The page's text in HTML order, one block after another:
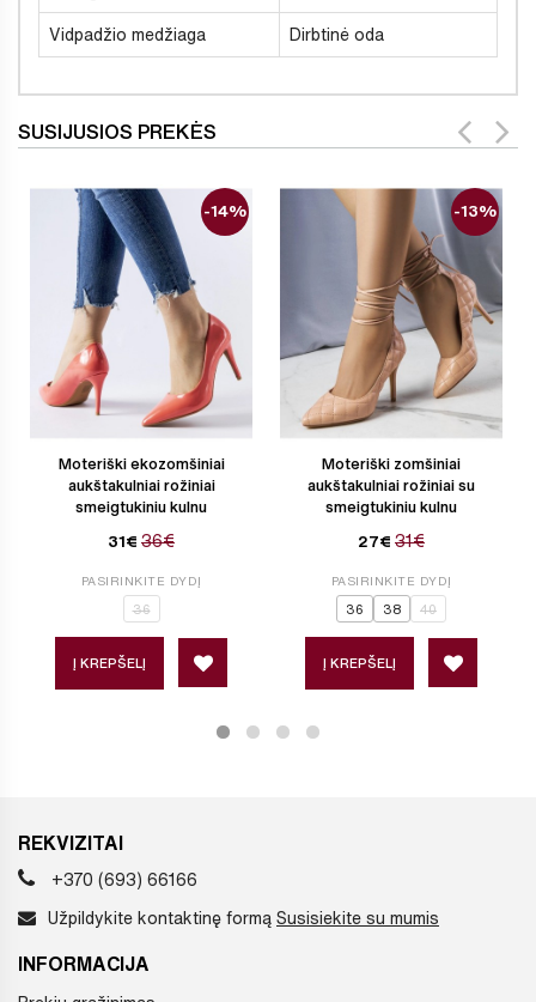
Vidpadžio medžiaga Dirbtinė oda
SUSIJUSIOS PREKĖS
Moteriški ekozomšiniai
aukštakulniai rožiniai
smeigtukiniu kulnu
31€ 36€
-14%
PASIRINKITE DYDĮ
36
Į KREPŠELĮ
Moteriški zomšiniai
aukštakulniai rožiniai su
smeigtukiniu kulnu
27€ 31€
-13%
PASIRINKITE DYDĮ
36 38 40
Į KREPŠELĮ
REKVIZITAI
+370 (693) 66166
Užpildykite kontaktinę formą Susisiekite su mumis
INFORMACIJA